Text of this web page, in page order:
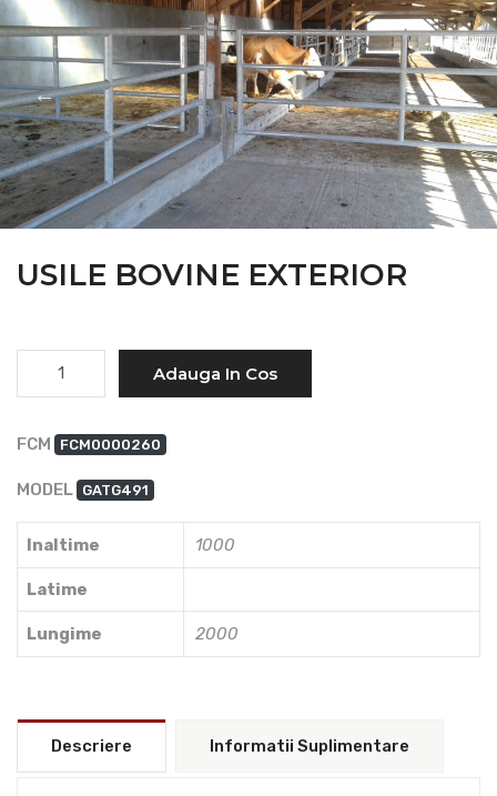
FARM CAMARA
USILE BOVINE EXTERIOR
Cantitate
Adauga In Cos
FCM FCM0000260
MODEL GATG491
Inaltime 1000
Latime
Lungime 2000
Descriere Informatii Suplimentare